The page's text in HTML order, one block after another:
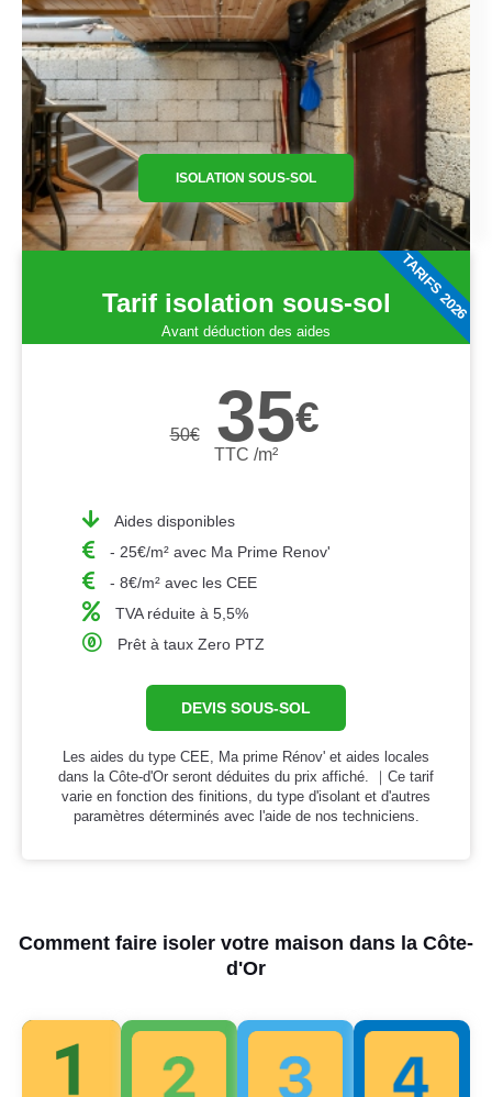
ISOLATION SOUS-SOL
Tarif isolation sous-sol
Avant déduction des aides
50€ 35€
TTC /m²
Aides disponibles
- 25€/m² avec Ma Prime Renov'
- 8€/m² avec les CEE
TVA réduite à 5,5%
Prêt à taux Zero PTZ
DEVIS SOUS-SOL
Les aides du type CEE, Ma prime Rénov' et aides locales
dans la Côte-d'Or seront déduites du prix affiché. ｜Ce tarif
varie en fonction des finitions, du type d'isolant et d'autres
paramètres déterminés avec l'aide de nos techniciens.
TARIFS 2026
Comment faire isoler votre maison dans la Côte-
d'Or